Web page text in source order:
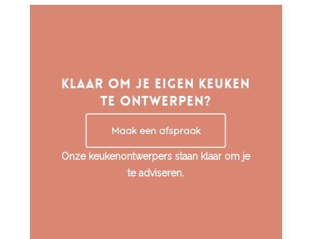
Klaar om je eigen keuken
te ontwerpen?
Maak een afspraak
Onze keukenontwerpers staan klaar om je
te adviseren.